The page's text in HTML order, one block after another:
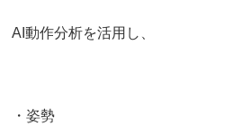
AI動作分析を活用し、
・姿勢